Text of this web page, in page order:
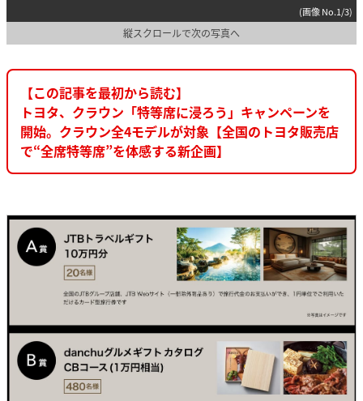
(画像 No.1/3)
縦スクロールで次の写真へ
【この記事を最初から読む】
トヨタ、クラウン「特等席に浸ろう」キャンペーンを
開始。クラウン全4モデルが対象【全国のトヨタ販売店
で“全席特等席”を体感する新企画】